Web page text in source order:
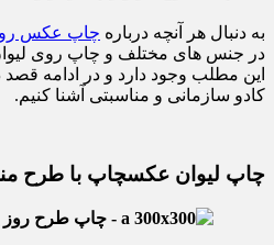
به دنبال هر آنچه درباره چاپ عکس
در جنس های مختلف و چاپ روی
این مطلب وجود دارد و در ادامه قصد
کادو سازمانی و مناسبتی آشنا کنیم.
چاپ لیوان عکسچاپ با طرح